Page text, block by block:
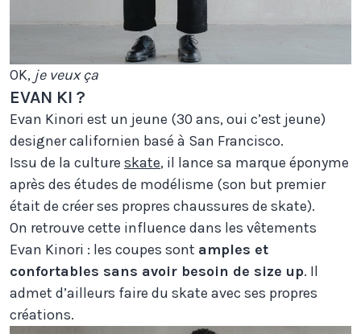
OK, je veux ça
EVAN KI ?
Evan Kinori est un jeune (30 ans, oui c’est jeune)
designer californien basé à San Francisco.
Issu de la culture skate, il lance sa marque éponyme
après des études de modélisme (son but premier
était de créer ses propres chaussures de skate).
On retrouve cette influence dans les vêtements
Evan Kinori : les coupes sont amples et
confortables sans avoir besoin de size up. Il
admet d’ailleurs faire du skate avec ses propres
créations.